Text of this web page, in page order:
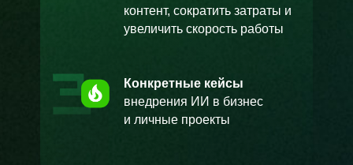
контент, сократить затраты и
увеличить скорость работы
Конкретные кейсы
внедрения ИИ в бизнес
и личные проекты